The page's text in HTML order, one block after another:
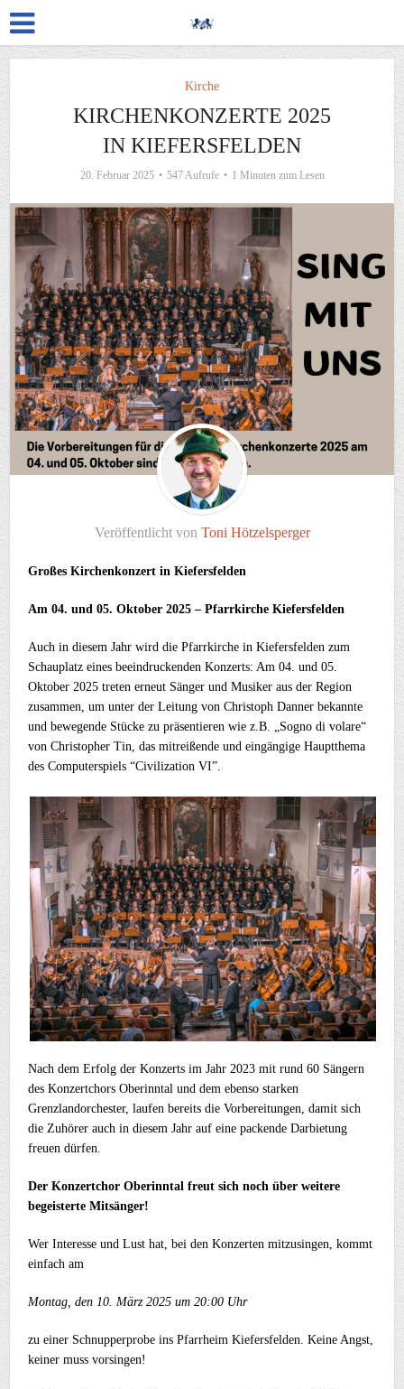
Kirche
KIRCHENKONZERTE 2025
IN KIEFERSFELDEN
20. Februar 2025 547 Aufrufe 1 Minuten zum Lesen
Veröffentlicht von Toni Hötzelsperger
Großes Kirchenkonzert in Kiefersfelden
Am 04. und 05. Oktober 2025 – Pfarrkirche Kiefersfelden
Auch in diesem Jahr wird die Pfarrkirche in Kiefersfelden zum
Schauplatz eines beeindruckenden Konzerts: Am 04. und 05.
Oktober 2025 treten erneut Sänger und Musiker aus der Region
zusammen, um unter der Leitung von Christoph Danner bekannte
und bewegende Stücke zu präsentieren wie z.B. „Sogno di volare“
von Christopher Tin, das mitreißende und eingängige Hauptthema
des Computerspiels “Civilization VI”.
Nach dem Erfolg der Konzerts im Jahr 2023 mit rund 60 Sängern
des Konzertchors Oberinntal und dem ebenso starken
Grenzlandorchester, laufen bereits die Vorbereitungen, damit sich
die Zuhörer auch in diesem Jahr auf eine packende Darbietung
freuen dürfen.
Der Konzertchor Oberinntal freut sich noch über weitere
begeisterte Mitsänger!
Wer Interesse und Lust hat, bei den Konzerten mitzusingen, kommt
einfach am
Montag, den 10. März 2025 um 20:00 Uhr
zu einer Schnupperprobe ins Pfarrheim Kiefersfelden. Keine Angst,
keiner muss vorsingen!